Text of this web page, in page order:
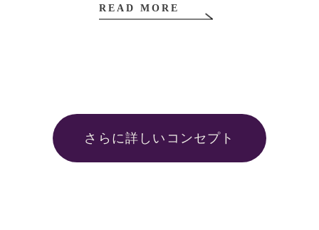
READ MORE
さらに詳しいコンセプト